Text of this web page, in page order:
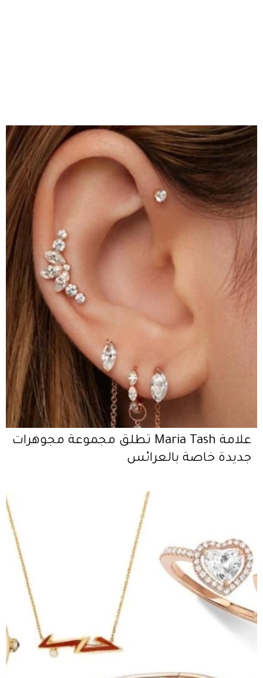
علامة Maria Tash تطلق مجموعة مجوهرات
جديدة خاصة بالعرائس